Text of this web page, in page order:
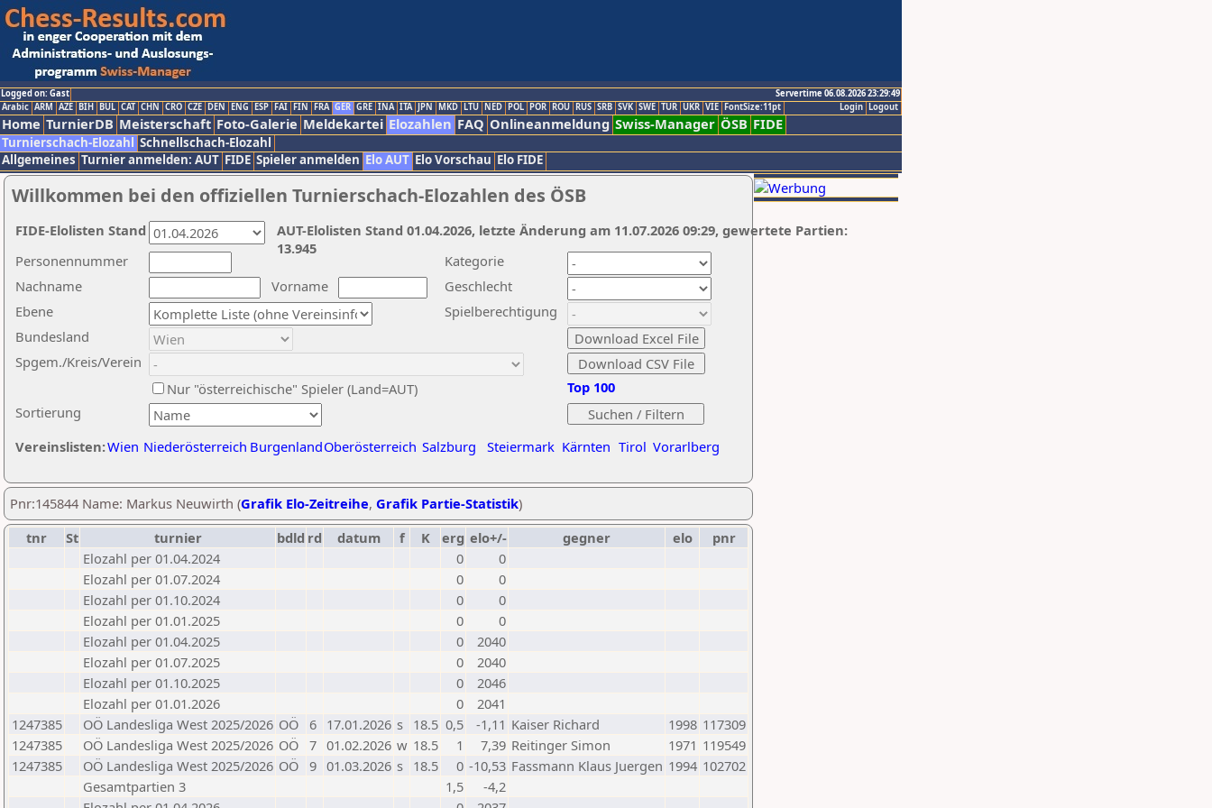
Logged on: Gast
Servertime 06.08.2026 23:29:49
Logout
Login
Arabic ARM AZE BIH BUL CAT CHN CRO CZE DEN ENG ESP FAI FIN FRA GER GRE INA ITA JPN MKD LTU NED POL POR ROU RUS SRB SVK SWE TUR UKR VIE FontSize:11pt
Home TurnierDB Meisterschaft Foto-Galerie Meldekartei Elozahlen FAQ Onlineanmeldung Swiss-Manager ÖSB FIDE
Turnierschach-Elozahl Schnellschach-Elozahl
Allgemeines Turnier anmelden: AUT FIDE Spieler anmelden Elo AUT Elo Vorschau Elo FIDE
Willkommen bei den offiziellen Turnierschach-Elozahlen des ÖSB
Nachname
Vorname
Ebene
Kategorie
Sortierung
Personennummer
Bundesland
Spgem./Kreis/Verein
Geschlecht
Nur "österreichische" Spieler (Land=AUT)
Spielberechtigung
Vereinslisten:Wien Niederösterreich BurgenlandOberösterreich Salzburg Steiermark Kärnten Tirol Vorarlberg
Top 100
AUT-Elolisten Stand 01.04.2026, letzte Änderung am 11.07.2026 09:29, gewertete Partien:
13.945
FIDE-Elolisten Stand
Pnr:145844 Name: Markus Neuwirth (Grafik Elo-Zeitreihe, Grafik Partie-Statistik)
tnr
St turnier bdld rd datum f K erg elo+/- gegner elo
pnr
Elozahl per 01.04.2024
0
0
Elozahl per 01.07.2024
0
0
Elozahl per 01.10.2024
0
0
Elozahl per 01.01.2025
0
0
Elozahl per 01.04.2025
0
2040
Elozahl per 01.07.2025
0
2040
Elozahl per 01.10.2025
0
2046
Elozahl per 01.01.2026
0
2041
1247385
OÖ Landesliga West 2025/2026 OÖ 6 17.01.2026 s 18.5 0,5 -1,11 Kaiser Richard 1998 117309
1247385
OÖ Landesliga West 2025/2026 OÖ 7 01.02.2026 w 18.5 1 7,39 Reitinger Simon 1971 119549
1247385
OÖ Landesliga West 2025/2026 OÖ 9 01.03.2026 s 18.5 0 -10,53 Fassmann Klaus Juergen 1994 102702
Gesamtpartien 3
1,5
-4,2